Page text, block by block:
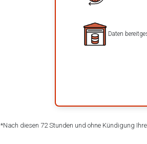
Daten
*Nach diesen 72 Stunden und ohne Kündigung